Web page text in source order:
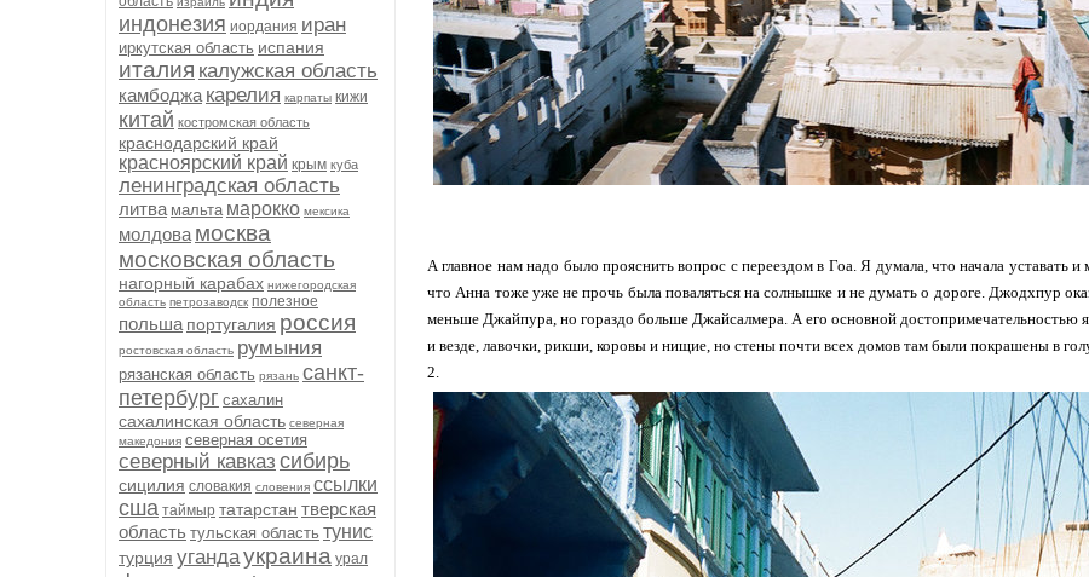
индонезия иордания иран
иркутская область испания
италия калужская область
камбоджа карелия карпаты кижи
китай костромская область
краснодарский край
красноярский край крым куба
ленинградская область
литва мальта марокко мексика
молдова москва
московская область
нагорный карабах нижегородская
область петрозаводск полезное
польша португалия россия
ростовская область румыния
рязанская область рязань санкт-
петербург сахалин
сахалинская область северная
македония северная осетия
северный кавказ сибирь
сицилия словакия словения ссылки
сша таймыр татарстан тверская
область тульская область тунис
турция угандаукраина урал
А главное нам надо было прояснить вопрос с переездом в Гоа. Я думала, что начала уставать
что Анна тоже уже не прочь была поваляться на солнышке и не думать о дороге. Джодхпур
меньше Джайпура, но гораздо больше Джайсалмера. А его основной достопримечательностью
и везде, лавочки, рикши, коровы и нищие, но стены почти всех домов там были покрашены в
2.